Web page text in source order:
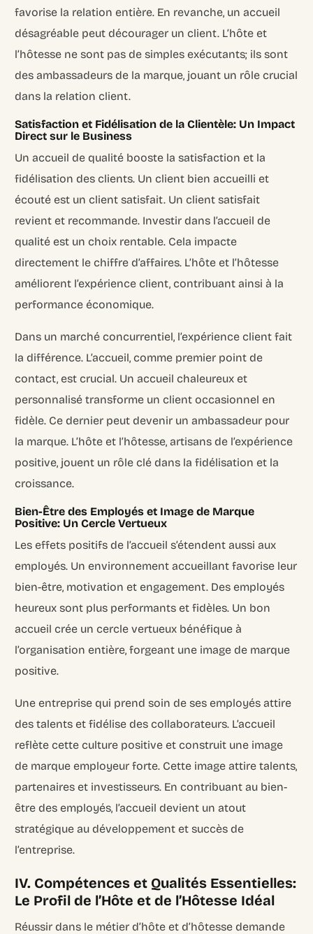
favorise la relation entière. En revanche, un accueil
désagréable peut décourager un client. L’hôte et
l’hôtesse ne sont pas de simples exécutants; ils sont
des ambassadeurs de la marque, jouant un rôle crucial
dans la relation client.
Satisfaction et Fidélisation de la Clientèle: Un Impact
Direct sur le Business
Un accueil de qualité booste la satisfaction et la
fidélisation des clients. Un client bien accueilli et
écouté est un client satisfait. Un client satisfait
revient et recommande. Investir dans l’accueil de
qualité est un choix rentable. Cela impacte
directement le chiffre d’affaires. L’hôte et l’hôtesse
améliorent l’expérience client, contribuant ainsi à la
performance économique.
Dans un marché concurrentiel, l’expérience client fait
la différence. L’accueil, comme premier point de
contact, est crucial. Un accueil chaleureux et
personnalisé transforme un client occasionnel en
fidèle. Ce dernier peut devenir un ambassadeur pour
la marque. L’hôte et l’hôtesse, artisans de l’expérience
positive, jouent un rôle clé dans la fidélisation et la
croissance.
Bien-Être des Employés et Image de Marque
Positive: Un Cercle Vertueux
Les effets positifs de l’accueil s’étendent aussi aux
employés. Un environnement accueillant favorise leur
bien-être, motivation et engagement. Des employés
heureux sont plus performants et fidèles. Un bon
accueil crée un cercle vertueux bénéfique à
l’organisation entière, forgeant une image de marque
positive.
Une entreprise qui prend soin de ses employés attire
des talents et fidélise des collaborateurs. L’accueil
reflète cette culture positive et construit une image
de marque employeur forte. Cette image attire talents,
partenaires et investisseurs. En contribuant au bien-
être des employés, l’accueil devient un atout
stratégique au développement et succès de
l’entreprise.
IV. Compétences et Qualités Essentielles:
Le Profil de l’Hôte et de l’Hôtesse Idéal
Réussir dans le métier d’hôte et d’hôtesse demande